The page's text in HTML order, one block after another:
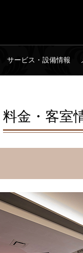
サービス・設備情報
料金・客室